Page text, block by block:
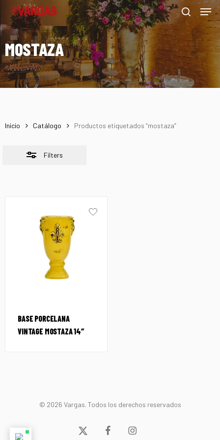
Skip
main
content
search
Menu
MOSTAZA
Inicio Catálogo Productos etiquetados “mostaza”
Filters
Close
Filters
BASE PORCELANA
VINTAGE MOSTAZA 14″
© 2026 Vargas. Todos los derechos reservados
x-
facebookinstagram
Menu